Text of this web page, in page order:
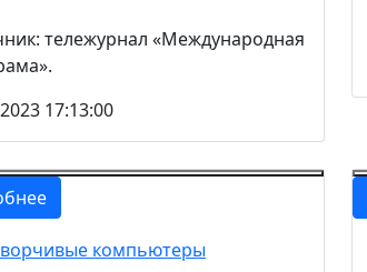
тележурнал «Международная
17:13:00
компьютеры